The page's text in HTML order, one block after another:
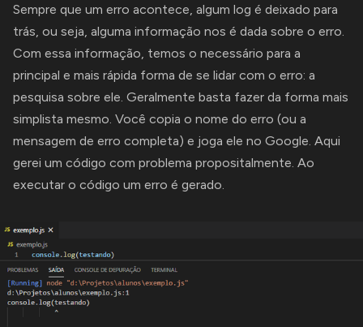
Sempre que um erro acontece, algum log é deixado para
trás, ou seja, alguma informação nos é dada sobre o erro.
Com essa informação, temos o necessário para a
principal e mais rápida forma de se lidar com o erro: a
pesquisa sobre ele. Geralmente basta fazer da forma mais
simplista mesmo. Você copia o nome do erro (ou a
mensagem de erro completa) e joga ele no Google. Aqui
gerei um código com problema propositalmente. Ao
executar o código um erro é gerado.